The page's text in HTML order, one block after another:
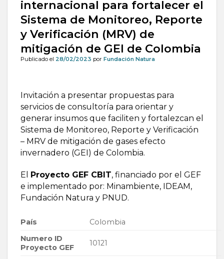
internacional para fortalecer el
Sistema de Monitoreo, Reporte
y Verificación (MRV) de
mitigación de GEI de Colombia
Publicado el 28/02/2023 por Fundación Natura
Invitación a presentar propuestas para
servicios de consultoría para orientar y
generar insumos que faciliten y fortalezcan el
Sistema de Monitoreo, Reporte y Verificación
– MRV de mitigación de gases efecto
invernadero (GEI) de Colombia.
El Proyecto GEF CBIT, financiado por el GEF
e implementado por: Minambiente, IDEAM,
Fundación Natura y PNUD.
País
Colombia
Numero ID
Proyecto GEF
10121